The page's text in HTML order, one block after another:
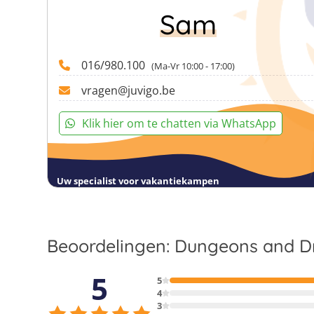
Deze reis wordt georganiseerd in samenwerking met Thrillz vzw.
Sam
016/980.100 (Ma-Vr 10:00 - 17:00)
vragen@juvigo.be
Klik hier om te chatten via WhatsApp
Uw specialist voor vakantiekampen
Beoordelingen: Dungeons and
5 5
4
3